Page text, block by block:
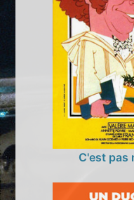
C'est pas